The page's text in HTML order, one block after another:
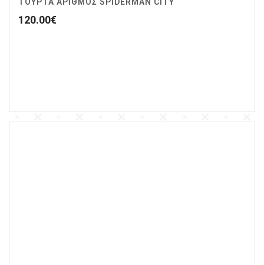
ΤΟΥΡΤΑ ΑΡΙΘΜΟΣ SPIDERMAN CITY
120.00€